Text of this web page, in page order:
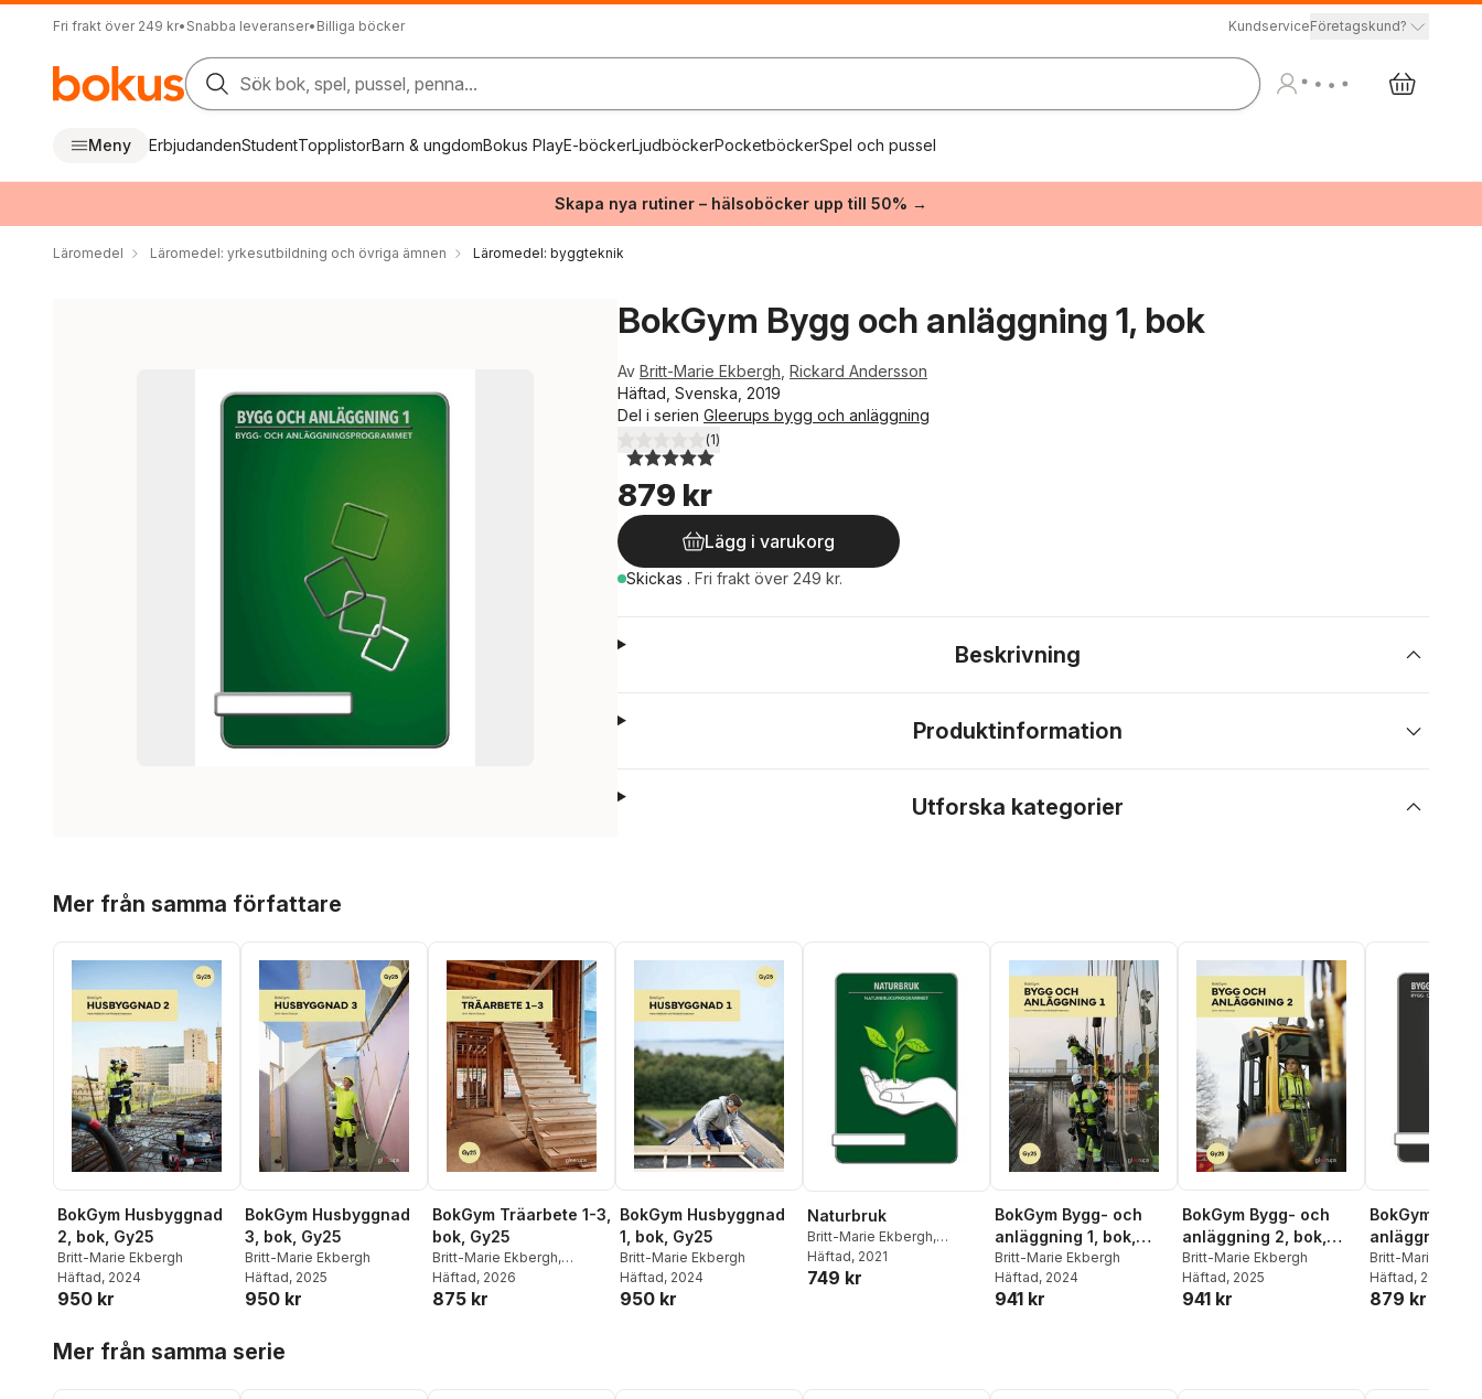
Fri frakt över 249 kr• Snabba leveranser• Billiga böcker KundserviceFöretagskund?
Sök bok, spel, pussel, penna...
Meny ErbjudandenStudentTopplistorBarn & ungdomBokus PlayE-böckerLjudböckerPocketböckerSpel och pussel
Skapa nya rutiner – hälsoböcker upp till 50% →
Läromedel Läromedel: yrkesutbildning och övriga ämnen Läromedel: byggteknik
BokGym Bygg och anläggning 1, bok
Av Britt-Marie Ekbergh Rickard Andersson
Häftad, Svenska, 2019
Del i serien Gleerups bygg och anläggning
5,0utav 5 stjärnor. Totalt antal röster:
(1)
879 kr
Lägg i varukorg
Skickas . Fri frakt över 249 kr.
Beskrivning
Produktinformation
Utforska kategorier
Mer från samma författare
BokGym Husbyggnad
2, bok, Gy25
Britt-Marie Ekbergh
Häftad, 2024
950 kr
BokGym Husbyggnad
3, bok, Gy25
Britt-Marie Ekbergh
Häftad, 2025
950 kr
BokGym Träarbete 1-3,
bok, Gy25
Britt-Marie Ekbergh,
Rickard Andersson
Häftad, 2026
875 kr
BokGym Husbyggnad
1, bok, Gy25
Britt-Marie Ekbergh
Häftad, 2024
950 kr
Naturbruk
Britt-Marie Ekbergh,
Rickard Andersson
Häftad, 2021
749 kr
BokGym Bygg- och
anläggning 1, bok,
Gy25
Britt-Marie Ekbergh
Häftad, 2024
941 kr
BokGym Bygg- och
anläggning 2, bok,
Gy25
Britt-Marie Ekbergh
Häftad, 2025
941 kr
BokGym Bygg
anläggning 2,
Britt-Marie
Rickard
Häftad, 2019
879 kr
Mer från samma serie